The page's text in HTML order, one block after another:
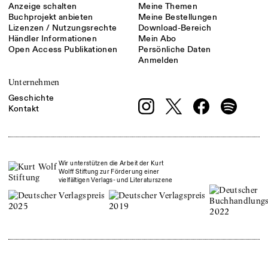
Anzeige schalten
Buchprojekt anbieten
Lizenzen / Nutzungsrechte
Händler Informationen
Open Access Publikationen
Meine Themen
Meine Bestellungen
Download-Bereich
Mein Abo
Persönliche Daten
Anmelden
Unternehmen
Geschichte
Kontakt
Wir unterstützen die Arbeit der Kurt
Wolff Stiftung zur Förderung einer
vielfältigen Verlags- und Literaturszene